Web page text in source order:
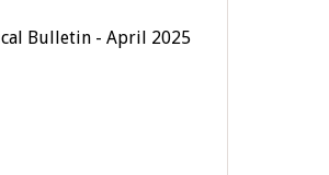
Bulletin - April 2025